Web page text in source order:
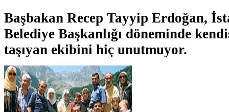
Başbakan Recep Tayyip Erdoğan,
Belediye Başkanlığı döneminde
taşıyan ekibini hiç unutmuyor.